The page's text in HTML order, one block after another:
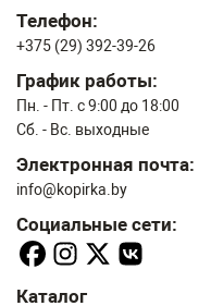
Телефон:
+375 (29) 392-39-26
График работы:
Пн. - Пт. с 9:00 до 18:00
Сб. - Вс. выходные
Электронная почта:
info@kopirka.by
Социальные сети:
Каталог